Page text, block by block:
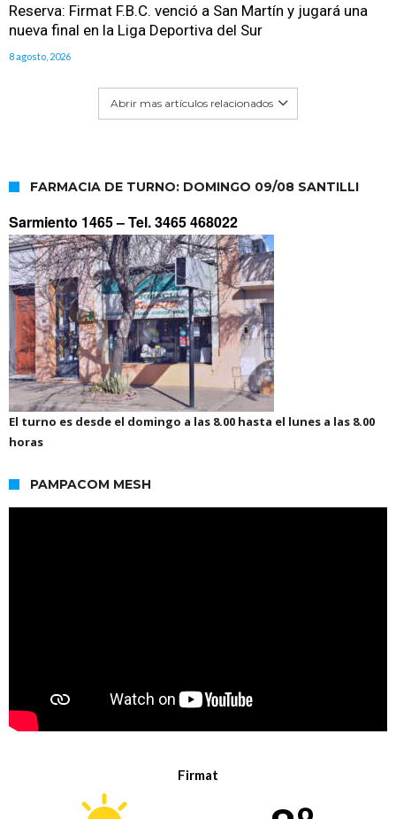
Reserva: Firmat F.B.C. venció a San Martín y jugará una
nueva final en la Liga Deportiva del Sur
8 agosto, 2026
Abrir mas artículos relacionados
FARMACIA DE TURNO: DOMINGO 09/08 SANTILLI
Sarmiento 1465 –Tel. 3465 468022
El turno es desde el domingo a las 8.00 hasta el lunes a las 8.00
horas
PAMPACOM MESH
Firmat